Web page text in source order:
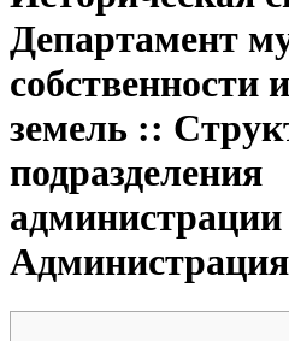
Департамент
собственности
земель ::
подразделения